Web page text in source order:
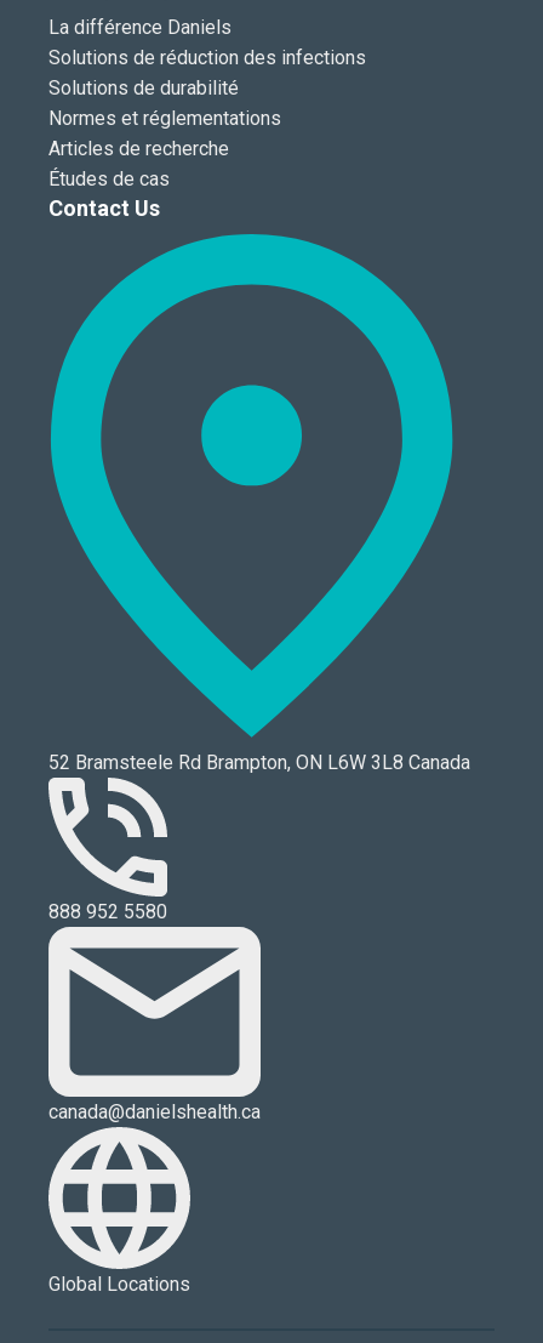
La différence Daniels
Solutions de réduction des infections
Solutions de durabilité
Normes et réglementations
Articles de recherche
Études de cas
Contact Us
52 Bramsteele Rd Brampton, ON L6W 3L8 Canada
888 952 5580
canada@danielshealth.ca
Global Locations